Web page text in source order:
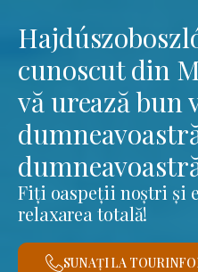
cunoscut din
vă urează bun
Fiți oaspeții noștri și
relaxarea totală!
SUNAȚI LA